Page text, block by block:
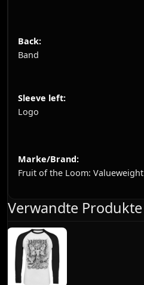
Back:
Band
Sleeve left:
Logo
Marke/Brand:
Fruit of the Loom: Valueweight
Verwandte Produkte